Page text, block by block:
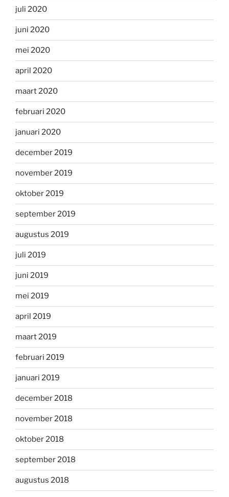
juli 2020
juni 2020
mei 2020
april 2020
maart 2020
februari 2020
januari 2020
december 2019
november 2019
oktober 2019
september 2019
augustus 2019
juli 2019
juni 2019
mei 2019
april 2019
maart 2019
februari 2019
januari 2019
december 2018
november 2018
oktober 2018
september 2018
augustus 2018